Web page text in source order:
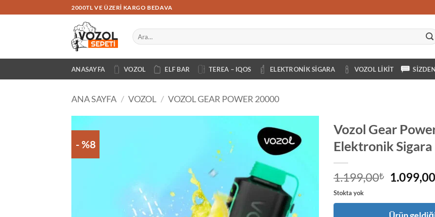
atla
2000TL VE ÜZERI KARGO BEDAVA
Ara:
ANASAYFA VOZOL ELF BAR TEREA – IQOS ELEKTRONIK SIGARA VOZOL LIKIT
ANA SAYFA / VOZOL / VOZOL GEAR POWER 20000
- %8
Vozol Gear
Elektronik Sigara
1.199,00₺
Orijinal
Stokta yok